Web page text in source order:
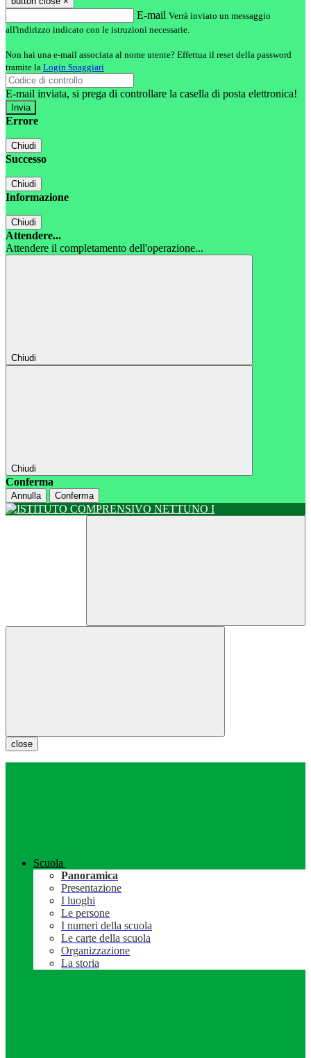
E-mail Verrà inviato un messaggio
all'indirizzo indicato con le istruzioni necessarie.
Non hai una e-mail associata al nome utente? Effettua il reset della password
tramite la Login Spaggiari
E-mail inviata, si prega di controllare la casella di posta elettronica!
Errore
Chiudi
Successo
Chiudi
Informazione
Chiudi
Attendere...
Attendere il completamento dell'operazione...
Chiudi
Chiudi
Conferma
Annulla Conferma
close
Scuola
Panoramica
Presentazione
I luoghi
Le persone
I numeri della scuola
Le carte della scuola
Organizzazione
La storia